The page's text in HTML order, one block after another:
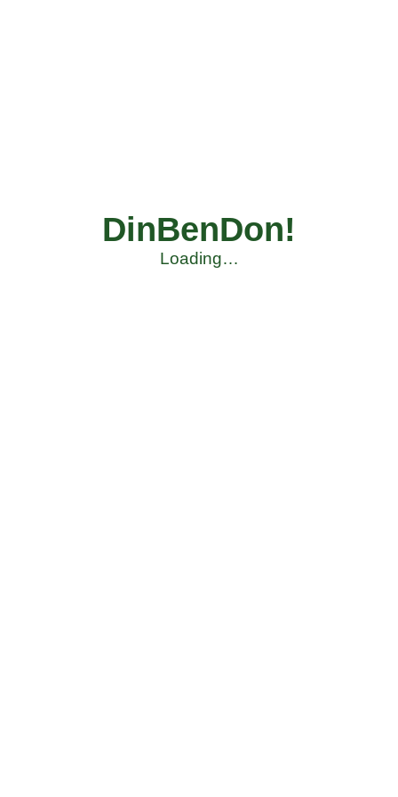
DinBenDon!
Loading…